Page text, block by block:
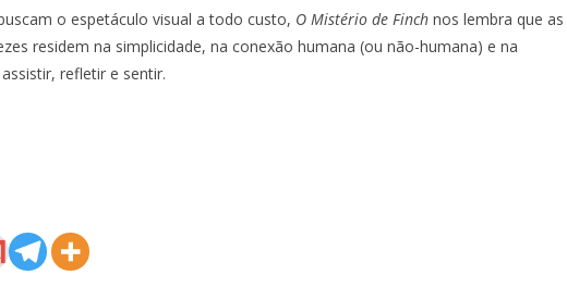
o espetáculo visual a todo custo, O Mistério de Finch nos lembra que as
residem na simplicidade, na conexão humana (ou não-humana) e na
refletir e sentir.